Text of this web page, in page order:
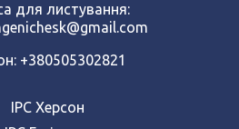
для листування:
+380505302821
ІРС Херсон